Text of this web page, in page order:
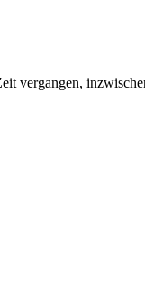
vergangen,